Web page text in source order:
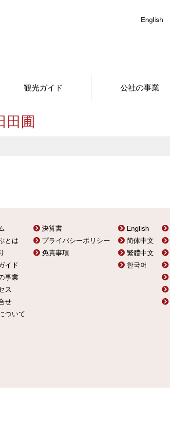
English
観光ガイド 公社の事業
田圃
とは
イド
事業
ス
せ
ついて
決算書
プライバシーポリシー
免責事項
English
简体中文
繁體中文
한국어